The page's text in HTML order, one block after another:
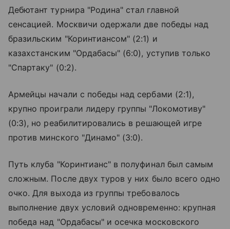
Дебютант турнира "Родина" стал главной
сенсацией. Москвичи одержали две победы над
бразильским "Коринтиансом" (2:1) и
казахстанским "Ордабасы" (6:0), уступив только
"Спартаку" (0:2).
Армейцы начали с победы над сербами (2:1),
крупно проиграли лидеру группы "Локомотиву"
(0:3), но реабилитировались в решающей игре
против минского "Динамо" (3:0).
Путь клуба "Коринтианс" в полуфинал был самым
сложным. После двух туров у них было всего одно
очко. Для выхода из группы требовалось
выполнение двух условий одновременно: крупная
победа над "Ордабасы" и осечка московского